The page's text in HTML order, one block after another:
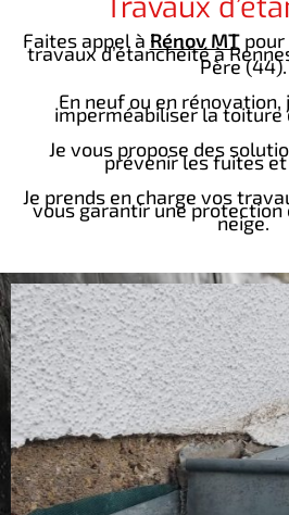
Faites appel à Rénov MTpour
travaux d’étanchéité à
Père (44).
En neuf ou en rénovation,
imperméabiliser la toiture
Je vous propose des
prévenir les fuites et
Je prends en charge vos
vous garantir une protection
neige.